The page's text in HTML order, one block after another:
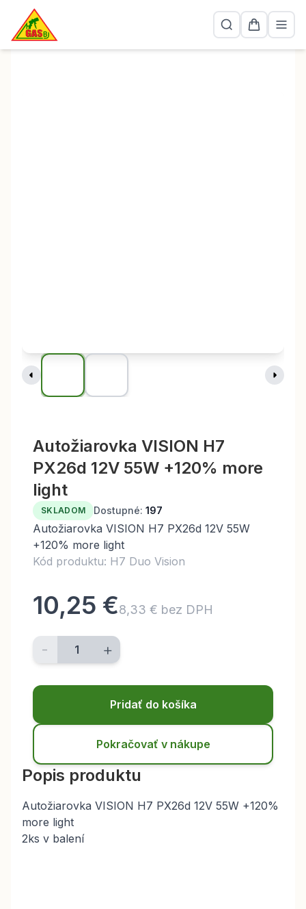
Autožiarovka VISION H7
PX26d 12V 55W +120% more
light
SKLADOM Dostupné: 197
Autožiarovka VISION H7 PX26d 12V 55W
+120% more light
Kód produktu: H7 Duo Vision
10,25 €8,33 € bez DPH
- +
Pridať do košíka
Pokračovať v nákupe
Popis produktu
Autožiarovka VISION H7 PX26d 12V 55W +120%
more light
2ks v balení